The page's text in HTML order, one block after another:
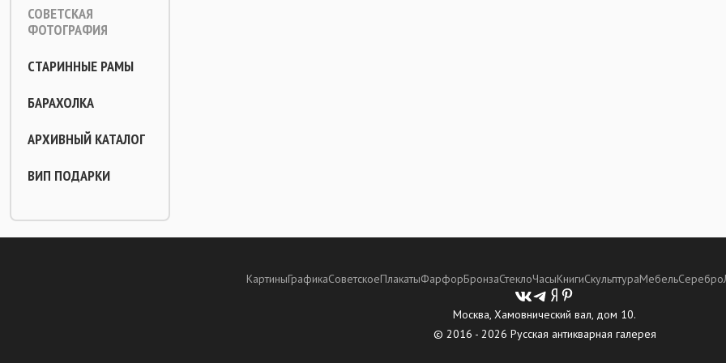
СОВЕТСКАЯ
ФОТОГРАФИЯ
СТАРИННЫЕ РАМЫ
БАРАХОЛКА
АРХИВНЫЙ КАТАЛОГ
ВИП ПОДАРКИ
КартиныГрафикаСоветскоеПлакатыФарфорБронзаСтеклоЧасыКнигиСкульптураМебельСеребро
Москва, Хамовнический вал, дом 10.
© 2016 - 2026 Русская антикварная галерея